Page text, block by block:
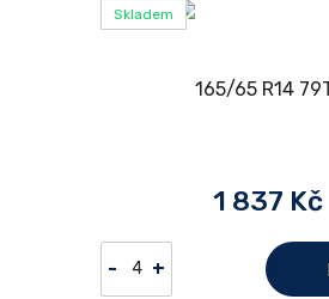
Skladem
1 837 Kč
- +